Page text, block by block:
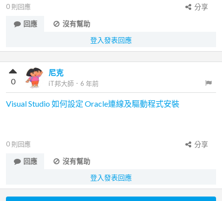
0 則回應
分享
回應
沒有幫助
登入發表回應
尼克
iT邦大師 ． 6 年前
0
Visual Studio 如何設定 Oracle連線及驅動程式安裝
0 則回應
分享
回應
沒有幫助
登入發表回應